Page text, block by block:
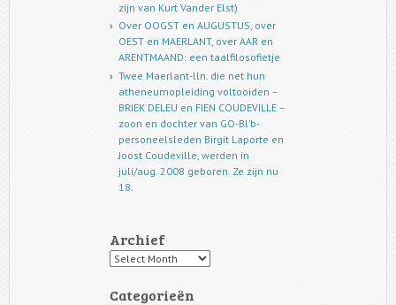
zijn van Kurt Vander Elst)
Over OOGST en AUGUSTUS, over
OEST en MAERLANT, over AAR en
ARENTMAAND: een taalfilosofietje
Twee Maerlant-lln. die net hun
atheneumopleiding voltooiden –
BRIEK DELEU en FIEN COUDEVILLE –
zoon en dochter van GO-Bl’b-
personeelsleden Birgit Laporte en
Joost Coudeville, werden in
juli/aug. 2008 geboren. Ze zijn nu
18.
Archief
Archief
Categorieën